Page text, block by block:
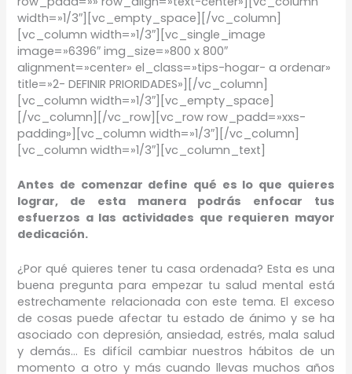
width=»1/3″][vc_empty_space][/vc_column]
[vc_column width=»1/3″][vc_single_image
image=»6396″ img_size=»800 x 800″
alignment=»center» el_class=»tips-hogar- a ordenar»
title=»2- DEFINIR PRIORIDADES»][/vc_column]
[vc_column width=»1/3″][vc_empty_space]
[/vc_column][/vc_row][vc_row row_padd=»xxs-
padding»][vc_column width=»1/3″][/vc_column]
[vc_column width=»1/3″][vc_column_text]
Antes de comenzar define qué es lo que quieres
lograr, de esta manera podrás enfocar tus
esfuerzos a las actividades que requieren mayor
dedicación.
¿Por qué quieres tener tu casa ordenada? Esta es una
buena pregunta para empezar tu salud mental está
estrechamente relacionada con este tema. El exceso
de cosas puede afectar tu estado de ánimo y se ha
asociado con depresión, ansiedad, estrés, mala salud
y demás… Es difícil cambiar nuestros hábitos de un
momento a otro y más cuando llevas muchos años